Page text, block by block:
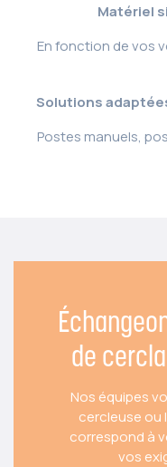
Matériel
En fonction de vos
Solutions
Postes manuels,
de
Nos équipes
cercleuse ou
correspond à
vos